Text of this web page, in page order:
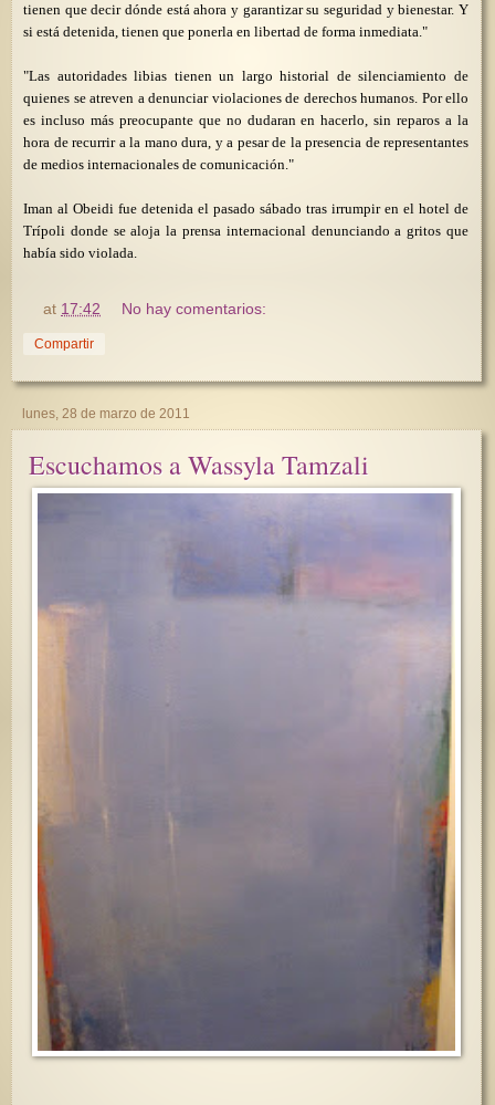
tienen que decir dónde está ahora y garantizar su seguridad y bienestar. Y
si está detenida, tienen que ponerla en libertad de forma inmediata."
"Las autoridades libias tienen un largo historial de silenciamiento de
quienes se atreven a denunciar violaciones de derechos humanos. Por ello
es incluso más preocupante que no dudaran en hacerlo, sin reparos a la
hora de recurrir a la mano dura, y a pesar de la presencia de representantes
de medios internacionales de comunicación."
Iman al Obeidi fue detenida el pasado sábado tras irrumpir en el hotel de
Trípoli donde se aloja la prensa internacional denunciando a gritos que
había sido violada.
at 17:42 No hay comentarios:
Compartir
lunes, 28 de marzo de 2011
Escuchamos a Wassyla Tamzali